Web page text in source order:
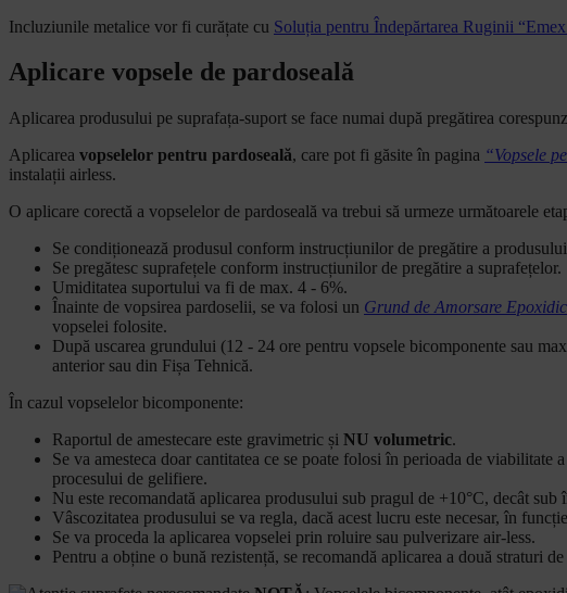
Incluziunile metalice vor fi curățate cu Soluția pentru Îndepărtarea Ruginii
Aplicare vopsele de pardoseală
Aplicarea produsului pe suprafața-suport se face numai după pregătirea
Aplicarea vopselelor pentru pardoseală, care pot fi găsite în pagina “Vopsele
instalații airless.
O aplicare corectă a vopselelor de pardoseală va trebui să urmeze următoarele
Se condiționează produsul conform instrucțiunilor de pregătire a
Se pregătesc suprafețele conform instrucțiunilor de pregătire a suprafețelor.
Umiditatea suportului va fi de max. 4 - 6%.
Înainte de vopsirea pardoselii, se va folosi un Grund de Amorsare
vopselei folosite.
După uscarea grundului (12 - 24 ore pentru vopsele bicomponente sau
anterior sau din Fișa Tehnică.
În cazul vopselelor bicomponente:
Raportul de amestecare este gravimetric și NU volumetric.
Se va amesteca doar cantitatea ce se poate folosi în perioada de
procesului de gelifiere.
Nu este recomandată aplicarea produsului sub pragul de +10°C, decât
Vâscozitatea produsului se va regla, dacă acest lucru este necesar, în
Se va proceda la aplicarea vopselei prin roluire sau pulverizare air-less.
Pentru a obține o bună rezistență, se recomandă aplicarea a două straturi